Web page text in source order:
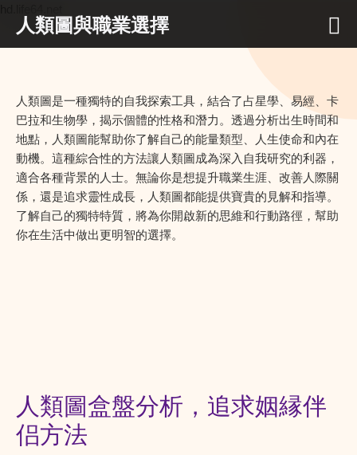
人類圖與職業選擇
人類圖是一種獨特的自我探索工具，結合了占星學、易經、卡
巴拉和生物學，揭示個體的性格和潛力。透過分析出生時間和
地點，人類圖能幫助你了解自己的能量類型、人生使命和內在
動機。這種綜合性的方法讓人類圖成為深入自我研究的利器，
適合各種背景的人士。無論你是想提升職業生涯、改善人際關
係，還是追求靈性成長，人類圖都能提供寶貴的見解和指導。
了解自己的獨特特質，將為你開啟新的思維和行動路徑，幫助
你在生活中做出更明智的選擇。
人類圖盒盤分析，追求姻縁伴
侣方法